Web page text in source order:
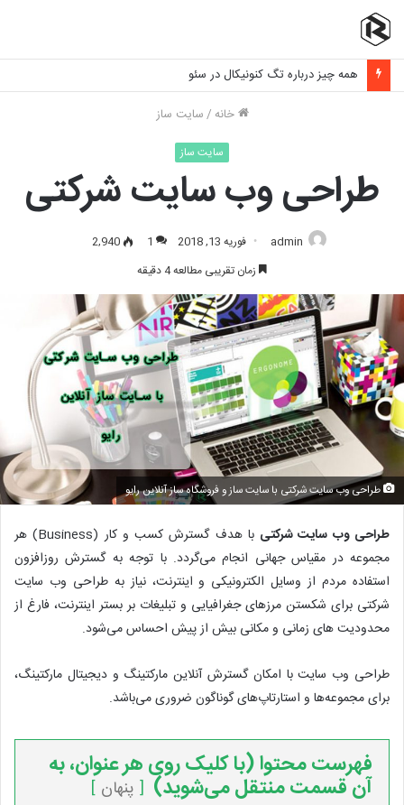
برنامه نویسی فرانت اند چیست و چه مهارت هایی نیاز دارد؟
خانه/سایت ساز
سایت ساز
طراحی وب سایت شرکتی
admin فوریه 13, 2018 1
2,940
زمان تقریبی مطالعه 4 دقیقه
طراحی وب سایت شرکتی با سایت ساز و فروشگاه ساز آنلاین رایو
طراحی وب سایت شرکتی
با هدف گسترش کسب و کار (Business) هر
مجموعه در مقیاس جهانی انجام می‌گردد. با توجه به گسترش روزافزون
استفاده مردم از وسایل الکترونیکی و اینترنت، نیاز به طراحی وب سایت
شرکتی برای شکستن مرزهای جغرافیایی و تبلیغات بر بستر اینترنت، فارغ از
محدودیت ‌های زمانی و مکانی بیش از پیش احساس می‌شود.
طراحی وب سایت با امکان گسترش آنلاین مارکتینگ و دیجیتال مارکتینگ،
برای مجموعه‌ها و استارتاپ‌های گوناگون ضروری می‌باشد.
فهرست محتوا (با کلیک روی هر عنوان، به
آن قسمت منتقل می‌شوید) پنهان